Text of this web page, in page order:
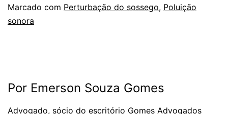
Marcado com Perturbação do sossego, Poluição
sonora
Por Emerson Souza Gomes
Advogado, sócio do escritório Gomes Advogados